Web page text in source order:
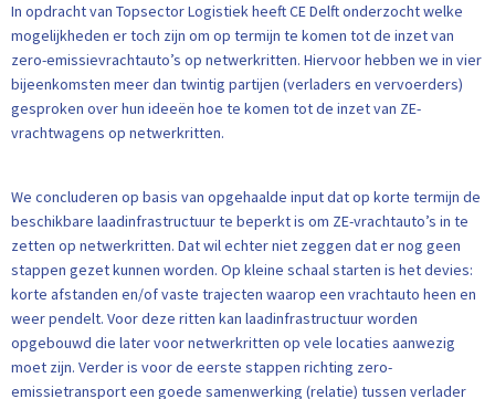
In opdracht van Topsector Logistiek heeft CE Delft onderzocht welke
mogelijkheden er toch zijn om op termijn te komen tot de inzet van
zero-emissievrachtauto’s op netwerk­ritten. Hiervoor hebben we in vier
bijeenkomsten meer dan twintig partijen (verladers en vervoerders)
gesproken over hun ideeën hoe te komen tot de inzet van ZE-
vrachtwagens op netwerkritten.
We concluderen op basis van opgehaalde input dat op korte termijn de
beschikbare laadinfrastructuur te beperkt is om ZE-vrachtauto’s in te
zetten op netwerkritten. Dat wil echter niet zeggen dat er nog geen
stappen gezet kunnen worden. Op kleine schaal starten is het devies:
korte afstanden en/of vaste trajecten waarop een vrachtauto heen en
weer pendelt. Voor deze ritten kan laadinfrastructuur worden
opgebouwd die later voor netwerkritten op vele locaties aanwezig
moet zijn. Verder is voor de eerste stappen richting zero-
emissietransport een goede samenwerking (relatie) tussen verlader